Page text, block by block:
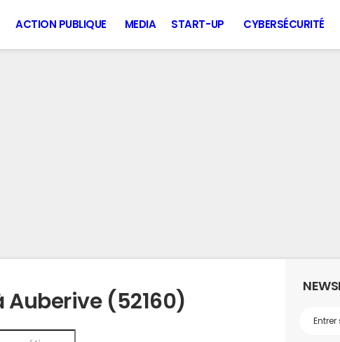
ACTION PUBLIQUE MEDIA START-UP CYBERSÉCURITÉ
Auberive (52160)